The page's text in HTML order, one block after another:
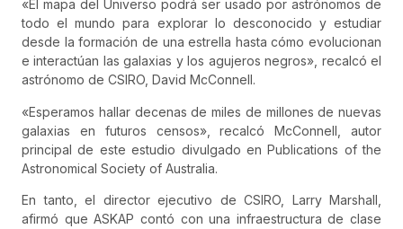
«El mapa del Universo podrá ser usado por astrónomos de
todo el mundo para explorar lo desconocido y estudiar
desde la formación de una estrella hasta cómo evolucionan
e interactúan las galaxias y los agujeros negros», recalcó el
astrónomo de CSIRO, David McConnell.
«Esperamos hallar decenas de miles de millones de nuevas
galaxias en futuros censos», recalcó McConnell, autor
principal de este estudio divulgado en Publications of the
Astronomical Society of Australia.
En tanto, el director ejecutivo de CSIRO, Larry Marshall,
afirmó que ASKAP contó con una infraestructura de clase